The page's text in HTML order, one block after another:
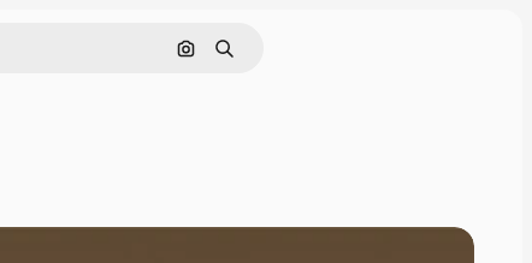
Pesquisar por imagem
Buscar